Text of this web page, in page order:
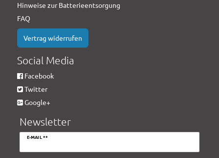
Hinweise zur Batterieentsorgung
FAQ
Vertrag widerrufen
Social Media
Facebook
Twitter
Google+
Newsletter
E-MAIL **
Newsletter